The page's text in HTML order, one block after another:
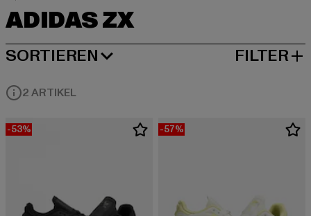
ADIDAS ZX
SORTIEREN
BELIEBTESTE FILTER
2 ARTIKEL
-53% -57%